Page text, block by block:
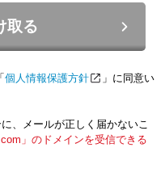
取る
個人情報保護方針
」に同意い
、メールが正しく届かないこ
」のドメインを受信できる